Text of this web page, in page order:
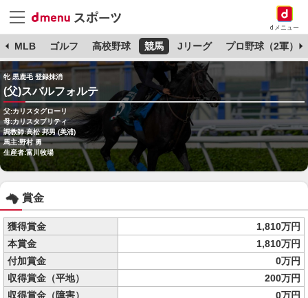
dメニュー
MLB ゴルフ 高校野球 競馬 Jリーグ プロ野球（2軍）
牝 黒鹿毛 登録抹消
(父)スバルフォルテ
父:カリスタグローリ
母:カリスタプリティ
調教師:高松 邦男 (美浦)
馬主:野村 勇
生産者:富川牧場
賞金
獲得賞金
1,810万円
本賞金
1,810万円
付加賞金
0万円
収得賞金（平地）
200万円
収得賞金（障害）
0万円